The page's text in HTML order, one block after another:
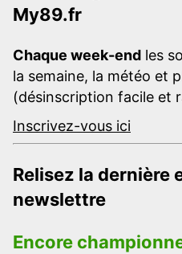
My89.fr
Chaque week-end les
la semaine, la météo et
(désinscription facile et
Inscrivez-vous ici
Relisez la dernière
newslettre
Encore